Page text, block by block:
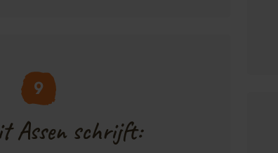
9
Assen schrijft: